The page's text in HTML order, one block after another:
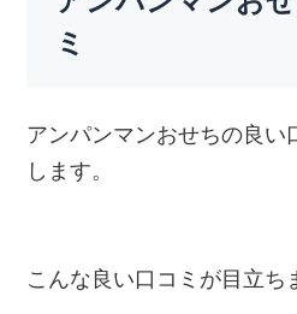
ミ
アンパンマンおせちの良い
します。
こんな良い口コミが目立ち